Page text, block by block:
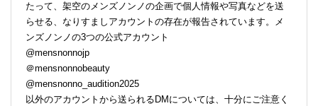
たって、架空のメンズノンノの企画で個人情報や写真などを送
らせる、なりすましアカウントの存在が報告されています。メ
ンズノンノの3つの公式アカウント
@mensnonnojp
＠mensnonnobeauty
@mensnonno_audition2025
以外のアカウントから送られるDMについては、十分にご注意く